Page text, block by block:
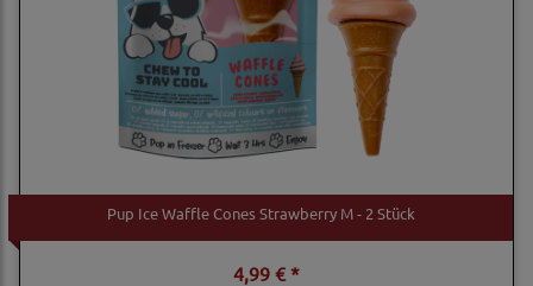
Pup Ice Waffle Cones Strawberry M - 2 Stück
4,99 € *